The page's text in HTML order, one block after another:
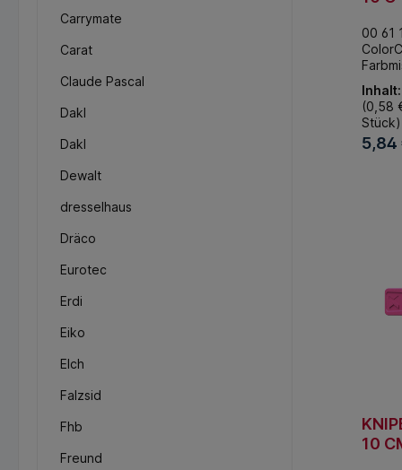
Carrymate
Carat
Claude Pascal
Dakl
Dakl
Dewalt
dresselhaus
Dräco
Eurotec
Erdi
Eiko
Elch
Falzsid
Fhb
Freund
Clips
g 1
00 61
zur
Für
grau
x 00
Inhalt:
(0,58
Stück)
5,84
10